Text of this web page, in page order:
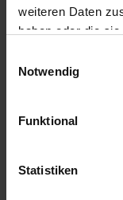
weiteren Daten
haben oder die
Notwendig
Funktional
Statistiken